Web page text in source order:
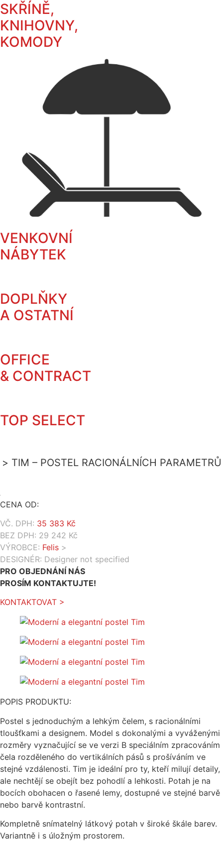
SKŘÍNĚ,
KNIHOVNY,
KOMODY
VENKOVNÍ
NÁBYTEK
DOPLŇKY
A OSTATNÍ
OFFICE
& CONTRACT
TOP SELECT
TIM – POSTEL RACIONÁLNÍCH PARAMETRŮ
CENA OD:
VČ. DPH: 35 383 Kč
BEZ DPH: 29 242 Kč
VÝROBCE: Felis >
DESIGNÉR: Designer not specified
PRO OBJEDNÁNÍ NÁS
PROSÍM KONTAKTUJTE!
KONTAKTOVAT >
POPIS PRODUKTU:
Postel s jednoduchým a lehkým čelem, s racionálními
tloušťkami a designem. Model s dokonalými a vyváženými
rozměry vyznačující se ve verzi B speciálním zpracováním
čela rozděleného do vertikálních pásů s prošíváním ve
stejné vzdálenosti. Tim je ideální pro ty, kteří milují detaily,
ale nechtějí se obejít bez pohodlí a lehkosti. Potah je na
bocích obohacen o řasené lemy, dostupné ve stejné barvě
nebo barvě kontrastní.
Kompletně snímatelný látkový potah v široké škále barev.
Variantně i s úložným prostorem.